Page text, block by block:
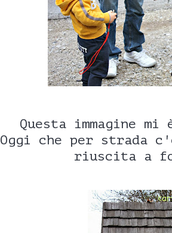
Questa immagine
Oggi che per strada
riuscita a